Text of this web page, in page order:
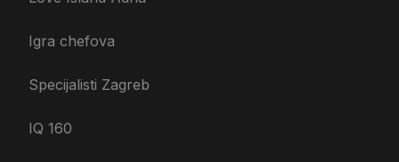
Igra chefova
Specijalisti Zagreb
IQ 160